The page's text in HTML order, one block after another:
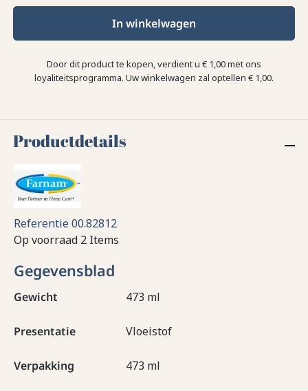
In winkelwagen
Door dit product te kopen, verdient u € 1,00met ons
loyaliteitsprogramma. Uw winkelwagen zal optellen € 1,00.
Productdetails
Referentie00.82812
Op voorraad 2 Items
Gegevensblad
Gewicht 473 ml
Presentatie Vloeistof
Verpakking 473 ml